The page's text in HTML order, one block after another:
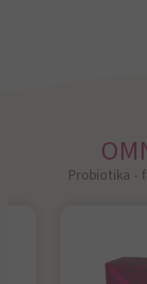
Probiotika -